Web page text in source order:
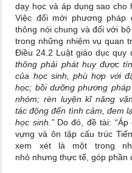
dạy học và áp dụng sao cho
Việc đổi mới phương pháp
thông nói chung và đối với
trong những nhiệm vụ quan
Điều 24.2 Luật giáo dục quy
thông phải phát huy được
của học sinh, phù hợp với
học; bồi dưỡng phương
nhóm; rèn luyện kĩ năng
tác động đến tình cảm, đem
học sinh.” Do đó, đề tài:
vựng và ôn tập cấu trúc
xem xét là một trong
nhỏ nhưng thực tế, góp